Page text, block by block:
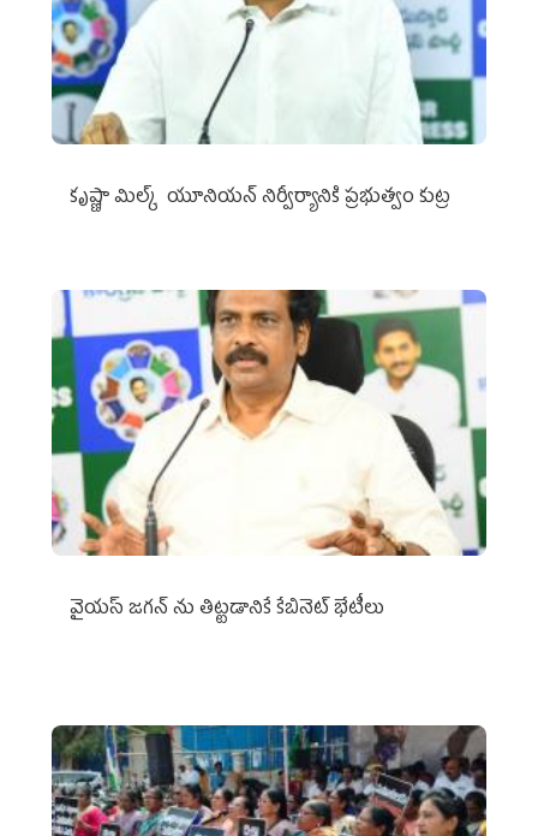
కృష్ణా మిల్క్‌ యూనియన్‌ నిర్వీర్యానికి ప్రభుత్వం కుట్ర
వైయ‌స్ జగన్‌ ను తిట్టడానికే కేబినెట్‌ భేటీలు